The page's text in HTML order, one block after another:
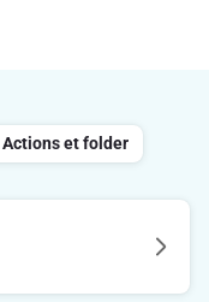
Actions et folder